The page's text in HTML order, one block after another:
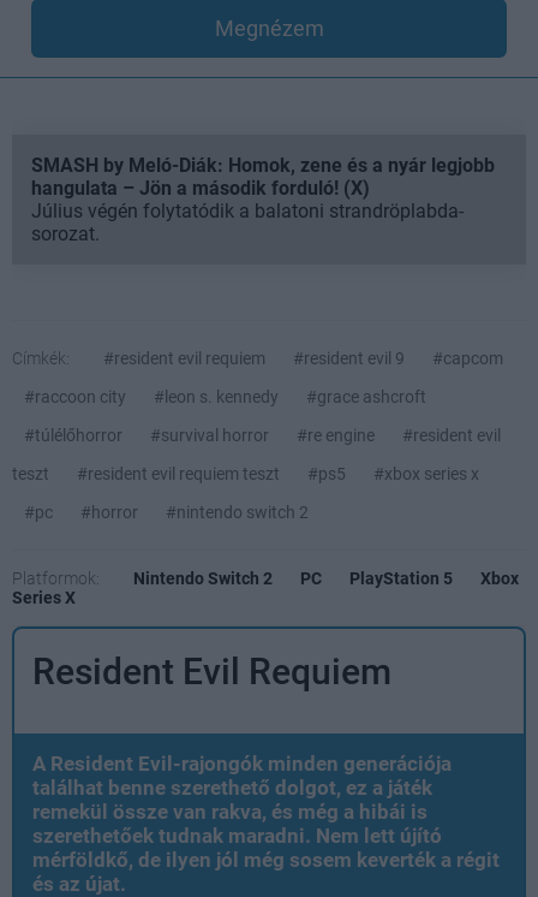
Megnézem
SMASH by Meló-Diák: Homok, zene és a nyár legjobb
hangulata – Jön a második forduló! (X)
Július végén folytatódik a balatoni strandröplabda-
sorozat.
Címkék: #resident evil requiem #resident evil 9
#capcom
#raccoon city
#leon s. kennedy
#grace ashcroft
#túlélőhorror
#survival horror #re engine
#resident evil
teszt
#resident evil requiem teszt #ps5
#xbox series x
#pc
#horror #nintendo switch 2
Platformok: Nintendo Switch 2 PC PlayStation 5
Xbox
Series X
Resident Evil Requiem
A Resident Evil-rajongók minden generációja
találhat benne szerethető dolgot, ez a játék
remekül össze van rakva, és még a hibái is
szerethetőek tudnak maradni. Nem lett újító
mérföldkő, de ilyen jól még sosem keverték a régit
és az újat.